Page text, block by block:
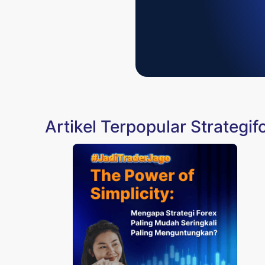
Artikel Terpopular